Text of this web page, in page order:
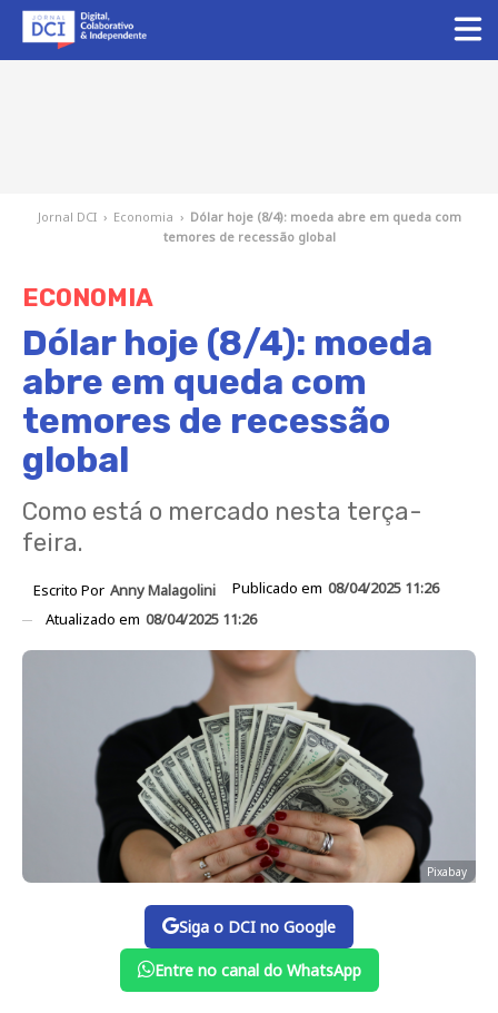
Jornal DCI › Economia › Dólar hoje (8/4): moeda abre em queda com
temores de recessão global
ECONOMIA
Dólar hoje (8/4): moeda
abre em queda com
temores de recessão
global
Como está o mercado nesta terça-
feira.
Escrito Por Anny Malagolini Publicado em 08/04/2025 11:26
Atualizado em 08/04/2025 11:26
Pixabay
Siga o DCI no Google
Entre no canal do WhatsApp